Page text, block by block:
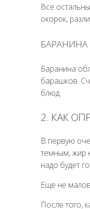
Все
окорок,
БАРАНИНА
Баранина
барашков.
блюд.
2.​ КАК
В первую
темным, жир
надо будет
Еще не
После того,